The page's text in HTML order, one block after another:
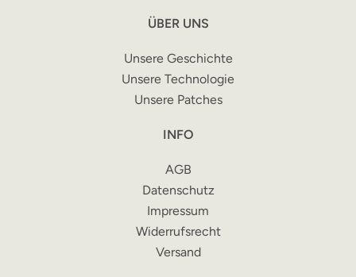
ÜBER UNS
Unsere Geschichte
Unsere Technologie
Unsere Patches
INFO
AGB
Datenschutz
Impressum
Widerrufsrecht
Versand